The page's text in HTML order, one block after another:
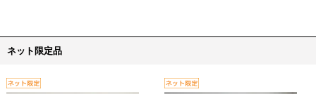
ネット限定品